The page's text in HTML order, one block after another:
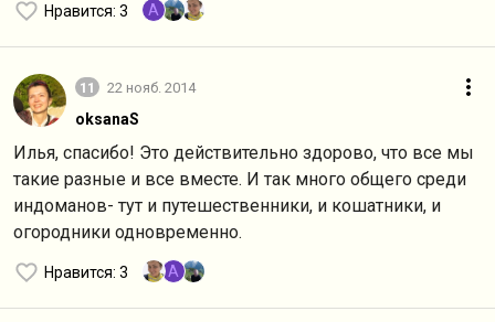
Нравится: 3 A
11 22 нояб. 2014
oksanaS
Илья, спасибо! Это действительно здорово, что все мы
такие разные и все вместе. И так много общего среди
индоманов- тут и путешественники, и кошатники, и
огородники одновременно.
Нравится: 3 A